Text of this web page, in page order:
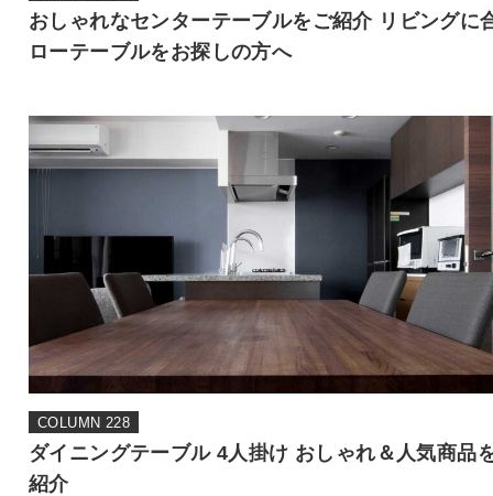
おしゃれなセンターテーブルをご紹介 リビングに
ローテーブルをお探しの方へ
COLUMN 228
ダイニングテーブル 4人掛け おしゃれ＆人気商品
紹介